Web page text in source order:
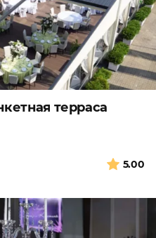
терраса
5.00